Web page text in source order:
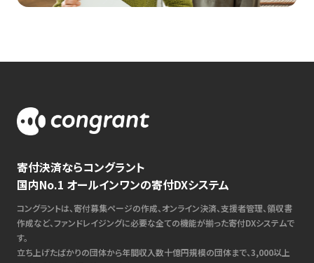
寄付決済ならコングラント
国内No.1 オールインワンの寄付DXシステム
コングラントは、寄付募集ページの作成、オンライン決済、支援者管理、領収書
作成など、ファンドレイジングに必要な全ての機能が揃った寄付DXシステムで
す。
立ち上げたばかりの団体から年間収入数十億円規模の団体まで、3,000以上